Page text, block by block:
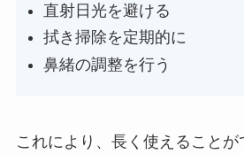
直射日光を避ける
拭き掃除を定期的に
鼻緒の調整を行う
これにより、長く使えることが